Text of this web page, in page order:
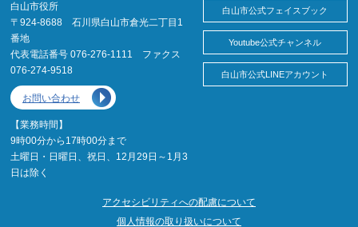
白山市役所
〒924-8688 石川県白山市倉光二丁目1
番地
代表電話番号 076-276-1111 ファクス
076-274-9518
お問い合わせ
【業務時間】
9時00分から17時00分まで
土曜日・日曜日、祝日、12月29日～1月3
日は除く
白山市公式フェイスブック
Youtube公式チャンネル
白山市公式LINEアカウント
アクセシビリティへの配慮について
個人情報の取り扱いについて